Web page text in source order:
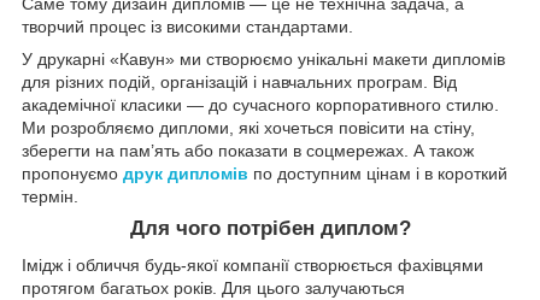
Саме тому дизайн дипломів — це не технічна задача, а
творчий процес із високими стандартами.
У друкарні «Кавун» ми створюємо унікальні макети дипломів
для різних подій, організацій і навчальних програм. Від
академічної класики — до сучасного корпоративного стилю.
Ми розробляємо дипломи, які хочеться повісити на стіну,
зберегти на пам’ять або показати в соцмережах. А також
пропонуємо друк дипломів по доступним цінам і в короткий
термін.
Для чого потрібен диплом?
Імідж і обличчя будь-якої компанії створюється фахівцями
протягом багатьох років. Для цього залучаються